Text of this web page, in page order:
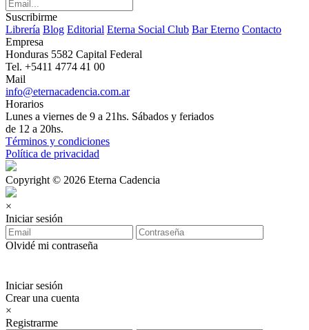
Suscribirme
Librería Blog Editorial Eterna Social Club Bar Eterno Contacto
Empresa
Honduras 5582 Capital Federal
Tel. +5411 4774 41 00
Mail
info@eternacadencia.com.ar
Horarios
Lunes a viernes de 9 a 21hs. Sábados y feriados
de 12 a 20hs.
Términos y condiciones
Política de privacidad
Copyright © 2026 Eterna Cadencia
×
Iniciar sesión
Olvidé mi contraseña
Iniciar sesión
Crear una cuenta
×
Registrarme